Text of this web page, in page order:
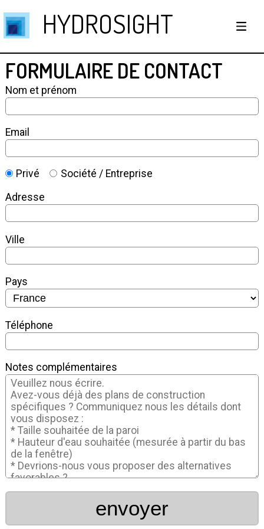
HYDROSIGHT
FORMULAIRE DE CONTACT
Nom et prénom
Email
Privé Société / Entreprise
Adresse
Ville
Pays
Téléphone
Notes complémentaires
envoyer